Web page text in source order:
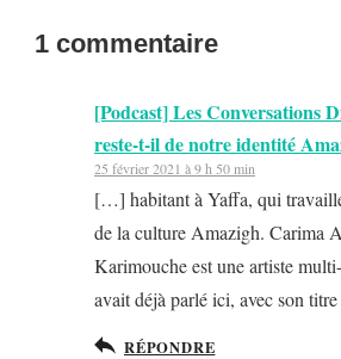
1 commentaire
[Podcast] Les Conversations
reste-t-il de notre identité
25 février 2021 à 9 h 50 min
[…] habitant à Yaffa, qui
de la culture Amazigh. Carima
Karimouche est une artiste
avait déjà parlé ici, avec son
RÉPONDRE